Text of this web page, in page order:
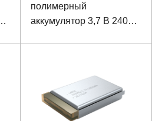
полимерный
аккумулятор 3,7 В 2400